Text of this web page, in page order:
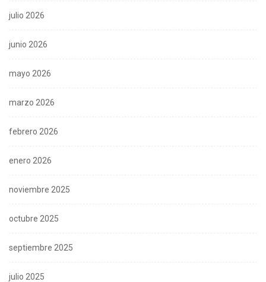
julio 2026
junio 2026
mayo 2026
marzo 2026
febrero 2026
enero 2026
noviembre 2025
octubre 2025
septiembre 2025
julio 2025